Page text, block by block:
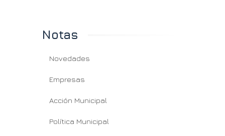
Notas
Novedades
Empresas
Acción Municipal
Política Municipal